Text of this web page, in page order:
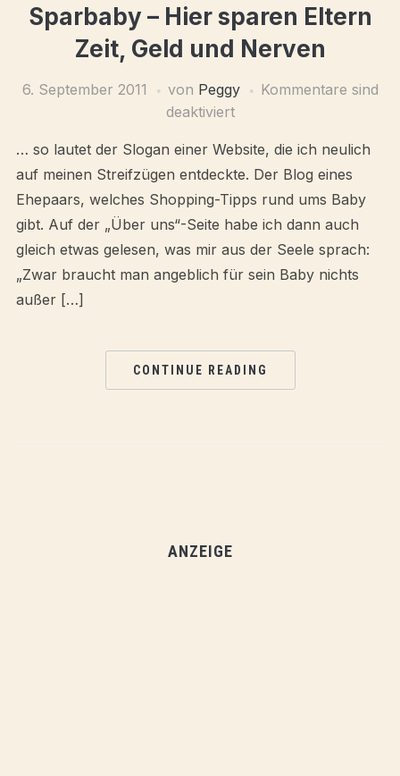
Sparbaby – Hier sparen Eltern
Zeit, Geld und Nerven
6. September 2011 von Peggy
Kommentare sind
deaktiviert
… so lautet der Slogan einer Website, die ich neulich
auf meinen Streifzügen entdeckte. Der Blog eines
Ehepaars, welches Shopping-Tipps rund ums Baby
gibt. Auf der „Über uns“-Seite habe ich dann auch
gleich etwas gelesen, was mir aus der Seele sprach:
„Zwar braucht man angeblich für sein Baby nichts
außer […]
CONTINUE READING
ANZEIGE